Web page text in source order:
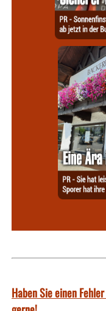
Haben Sie einen